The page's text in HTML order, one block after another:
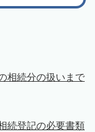
相続分の扱いまで
続登記の必要書類